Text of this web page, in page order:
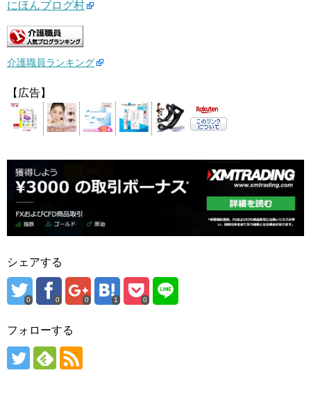
にほんブログ村
介護職員ランキング
【広告】
シェアする
0 0 0 1 0
フォローする